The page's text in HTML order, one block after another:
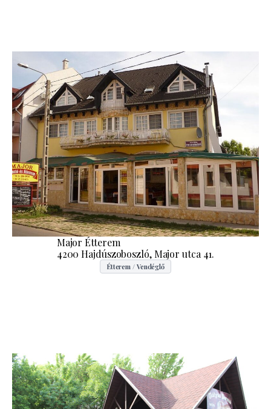
Major Étterem
4200 Hajdúszoboszló, Major utca 41.
Étterem / Vendéglő